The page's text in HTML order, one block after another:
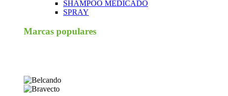
SHAMPOO MEDICADO
SPRAY
Marcas populares